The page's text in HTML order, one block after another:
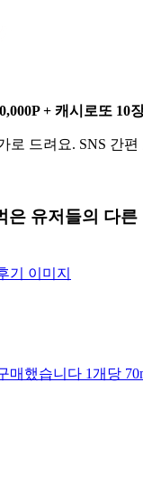
+ 캐시로또 10
로 드려요. SNS 간
은 유저들의 다른
매했습니다 1개당